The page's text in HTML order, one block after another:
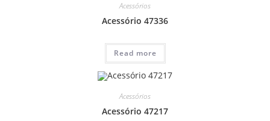
Acessórios
Acessório 47336
Read more
Acessórios
Acessório 47217